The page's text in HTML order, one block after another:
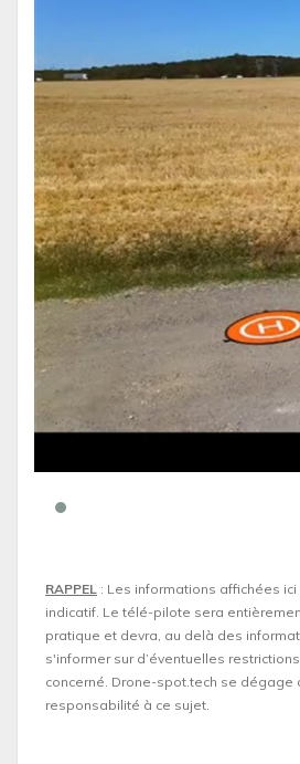
RAPPEL : Les informations affichées
indicatif. Le télé-pilote sera
pratique et devra, au delà des
s'informer sur d’éventuelles
concerné. Drone-spot.tech se dégage
responsabilité à ce sujet.